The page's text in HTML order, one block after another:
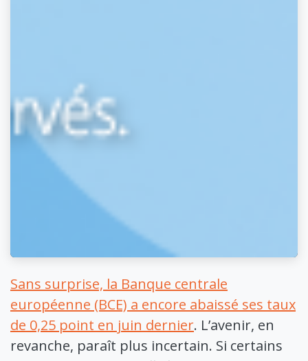
Sans surprise, la Banque centrale
européenne (BCE) a encore abaissé ses taux
de 0,25 point en juin dernier. L’avenir, en
revanche, paraît plus incertain. Si certains